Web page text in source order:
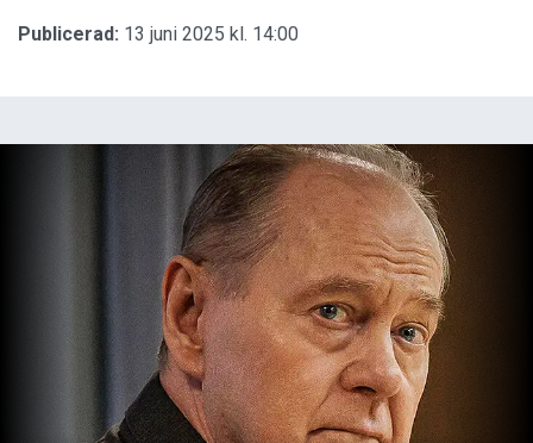
Publicerad: 13 juni 2025 kl. 14:00